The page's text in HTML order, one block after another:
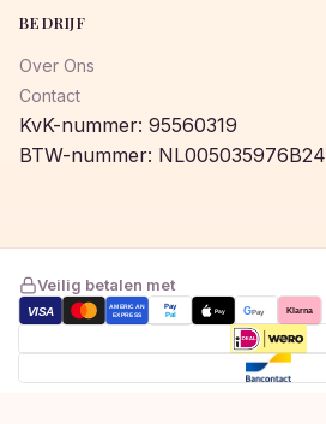
BEDRIJF
Over Ons
Contact
KvK-nummer: 95560319
BTW-nummer: NL005035976B24
Veilig betalen met
VISA AMERICAN
EXPRESS
Pay
Pal Pay GPay Klarna